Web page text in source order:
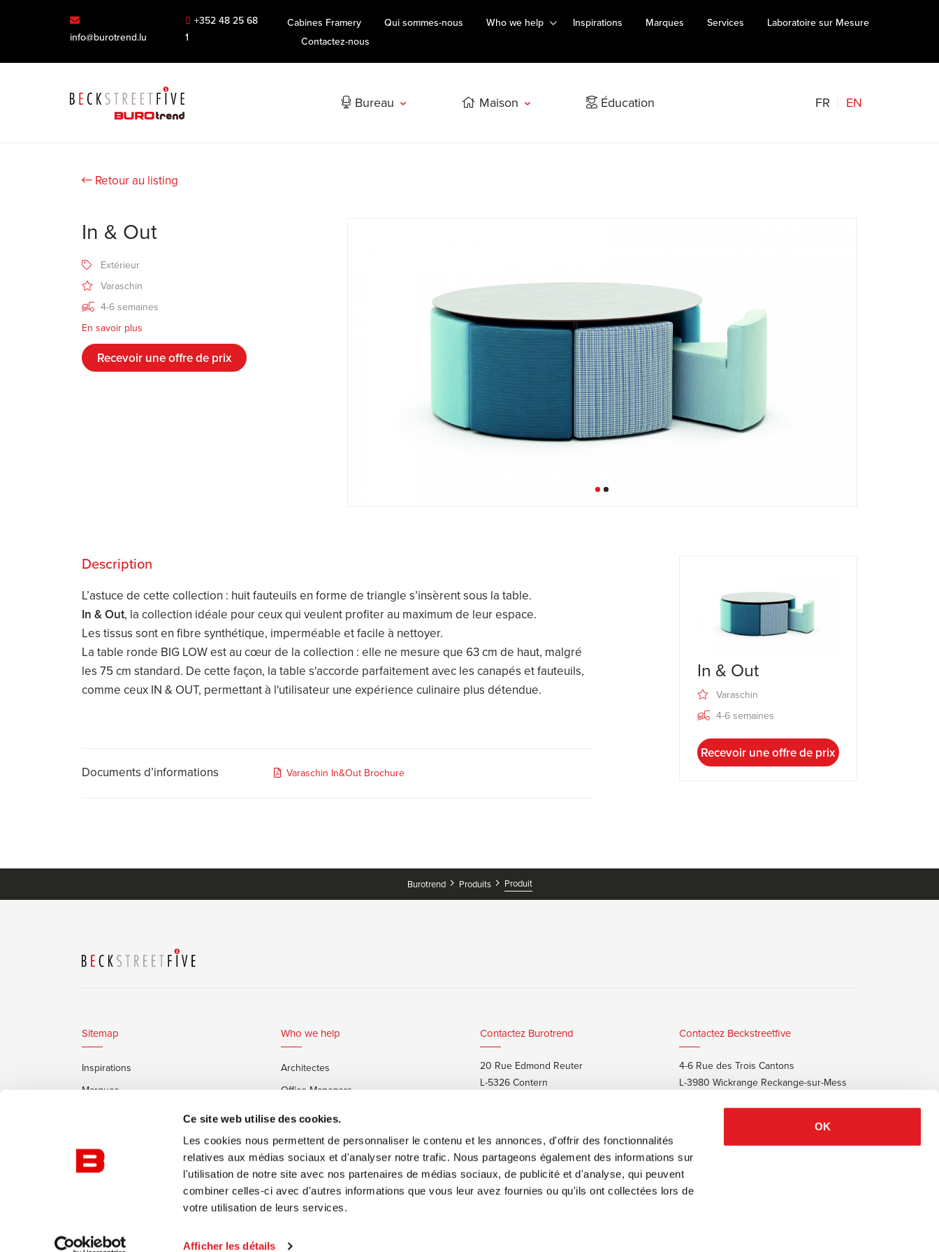
Ce site web utilise des cookies.
Les cookies nous permettent de personnaliser le contenu et les annonces, d'offrir des fonctionnalités
relatives aux médias sociaux et d'analyser notre trafic. Nous partageons également des informations sur
l'utilisation de notre site avec nos partenaires de médias sociaux, de publicité et d'analyse, qui peuvent
combiner celles-ci avec d'autres informations que vous leur avez fournies ou qu'ils ont collectées lors de
votre utilisation de leurs services.
Afficher les détails
OK
info@burotrend.lu
+352 48 25 68
1
Cabines Framery Qui sommes-nous Who we help Inspirations Marques Services
Laboratoire sur Mesure
Contactez-nous
Bureau Maison Éducation FR EN
Retour au listing
In & Out
Extérieur
Varaschin
4-6 semaines
En savoir plus
Recevoir une offre de prix
Description
L’astuce de cette collection : huit fauteuils en forme de triangle s’insèrent sous la table.
In & Out, la collection idéale pour ceux qui veulent profiter au maximum de leur espace.
Les tissus sont en fibre synthétique, imperméable et facile à nettoyer.
La table ronde BIG LOW est au cœur de la collection : elle ne mesure que 63 cm de haut, malgré
les 75 cm standard. De cette façon, la table s'accorde parfaitement avec les canapés et fauteuils,
comme ceux IN & OUT, permettant à l'utilisateur une expérience culinaire plus détendue.
Documents d’informations Varaschin In&Out Brochure
In & Out
Varaschin
4-6 semaines
Recevoir une offre de prix
Burotrend Produits Produit
Sitemap
Inspirations
Marques
Cabines Insonorisées Framery
Who we help
Architectes
Office Managers
Clients privés
Contactez Burotrend
20 Rue Edmond Reuter
L-5326 Contern
Contactez Beckstreetfive
4-6 Rue des Trois Cantons
L-3980 Wickrange Reckange-sur-Mess
+352 48 25 68 55
Politique de confidentialité Conditions de vente